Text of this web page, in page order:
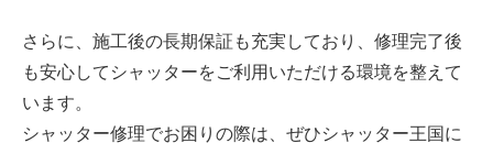
さらに、施工後の長期保証も充実しており、修理完了後
も安心してシャッターをご利用いただける環境を整えて
います。
シャッター修理でお困りの際は、ぜひシャッター王国に